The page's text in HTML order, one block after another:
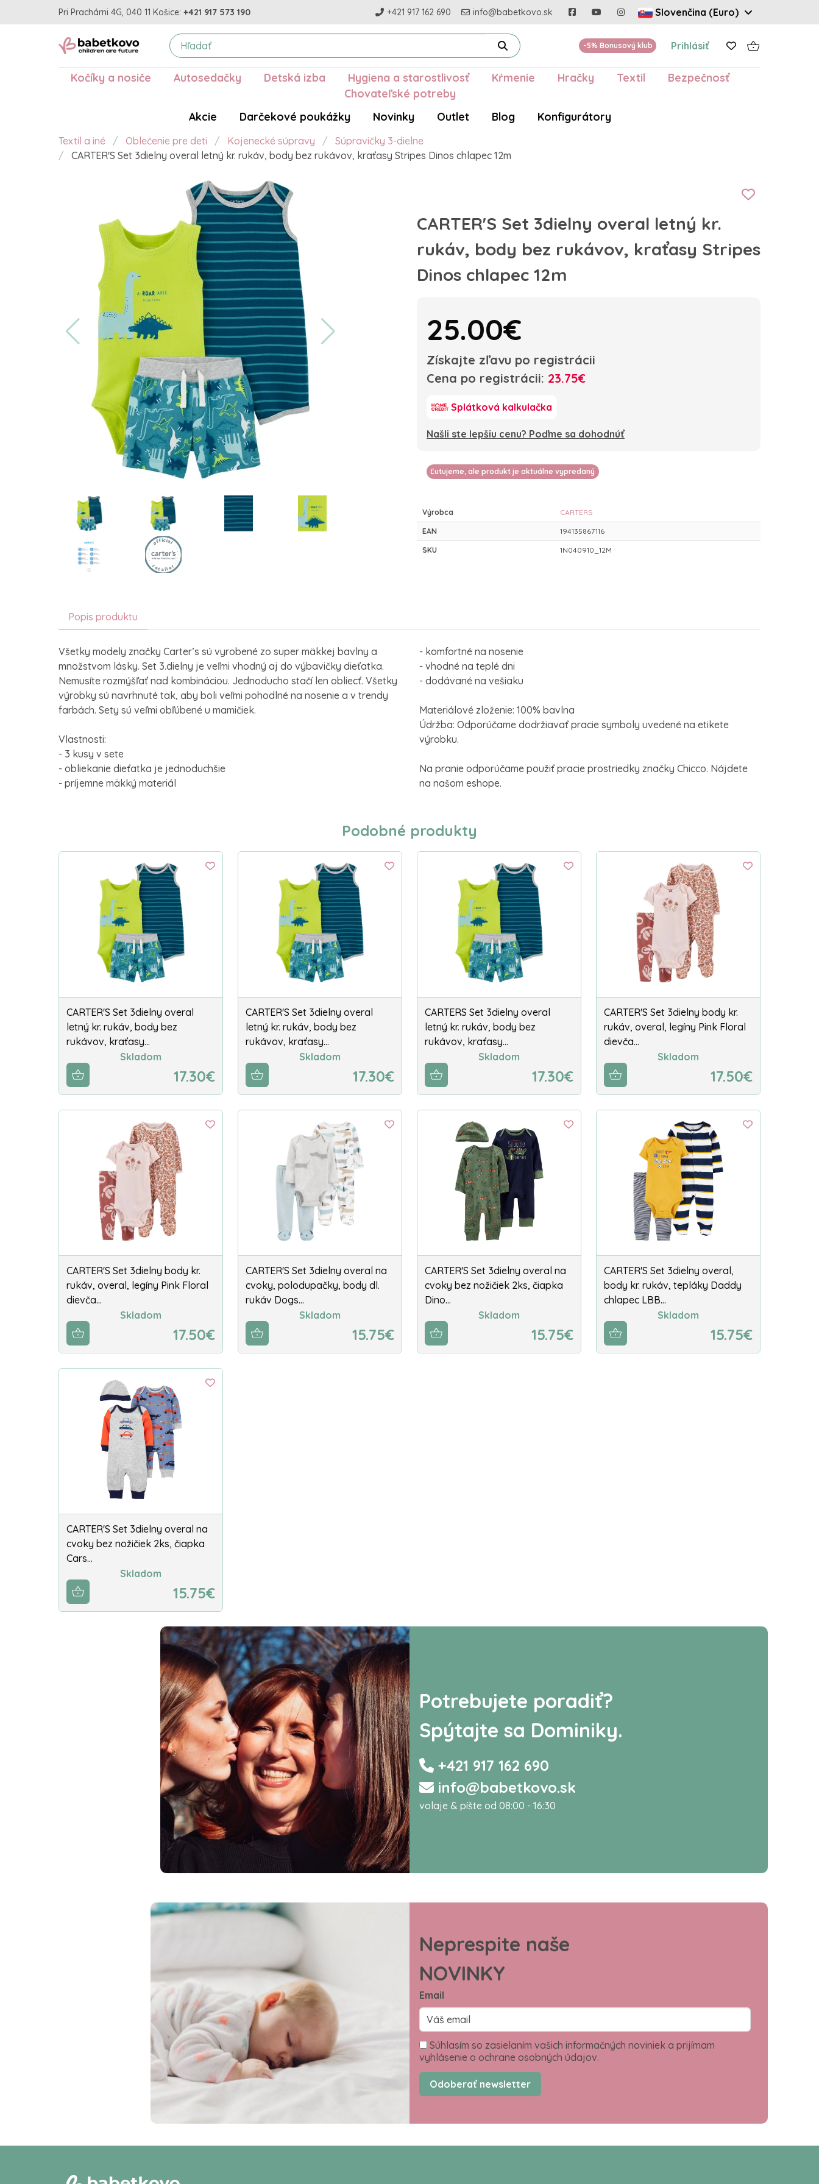
Pri Prachárni 4G, 040 11 Košice: +421 917 573 190 +421 917 162 690 info@babetkovo.sk Slovenčina (Euro)
-5% Bonusový klub Prihlásiť
Kočíky a nosiče Autosedačky Detská izba Hygiena a starostlivosť Kŕmenie Hračky Textil
Bezpečnosť
Chovateľské potreby
Akcie
Darčekové poukážky Novinky Outlet Blog Konfigurátory
Textil a iné Oblečenie pre deti Kojenecké súpravy
Súpravičky 3-dielne
CARTER'S Set 3dielny overal letný kr. rukáv, body bez rukávov, kraťasy Stripes Dinos chlapec 12m
CARTER'S Set 3dielny overal letný kr.
rukáv, body bez rukávov, kraťasy Stripes
Dinos chlapec 12m
25.00€
Získajte zľavu po registrácii
Cena po registrácii: 23.75€
Splátková kalkulačka
Našli ste lepšiu cenu? Poďme sa dohodnúť
Ľutujeme, ale produkt je aktuálne vypredaný
Výrobca CARTERS
EAN 194135867116
SKU 1N040910_12M
Popis produktu
Všetky modely značky Carter’s sú vyrobené zo super mäkkej bavlny a
množstvom lásky. Set 3.dielny je veľmi vhodný aj do výbavičky dieťatka.
Nemusíte rozmýšľať nad kombináciou. Jednoducho stačí len obliecť. Všetky
výrobky sú navrhnuté tak, aby boli veľmi pohodlné na nosenie a v trendy
farbách. Sety sú veľmi obľúbené u mamičiek.
Vlastnosti:
- 3 kusy v sete
- obliekanie dieťatka je jednoduchšie
- príjemne mäkký materiál
- komfortné na nosenie
- vhodné na teplé dni
- dodávané na vešiaku
Materiálové zloženie: 100% bavlna
Údržba: Odporúčame dodržiavať pracie symboly uvedené na etikete
výrobku.
Na pranie odporúčame použiť pracie prostriedky značky Chicco. Nájdete
na našom eshope.
Podobné produkty
CARTER'S Set 3dielny overal
letný kr. rukáv, body bez
rukávov, kraťasy…
Skladom
17.30€
CARTER'S Set 3dielny overal
letný kr. rukáv, body bez
rukávov, kraťasy…
Skladom
17.30€
CARTERS Set 3dielny overal
letný kr. rukáv, body bez
rukávov, kraťasy…
Skladom
17.30€
CARTER'S Set 3dielny body kr.
rukáv, overal, legíny Pink Floral
dievča…
Skladom
17.50€
CARTER'S Set 3dielny body kr.
rukáv, overal, legíny Pink Floral
dievča…
Skladom
17.50€
CARTER'S Set 3dielny overal na
cvoky, polodupačky, body dl.
rukáv Dogs…
Skladom
15.75€
CARTER'S Set 3dielny overal na
cvoky bez nožičiek 2ks, čiapka
Dino…
Skladom
15.75€
CARTER'S Set 3dielny overal,
body kr. rukáv, tepláky Daddy
chlapec LBB…
Skladom
15.75€
CARTER'S Set 3dielny overal na
cvoky bez nožičiek 2ks, čiapka
Cars…
Skladom
15.75€
Potrebujete poradiť?
Spýtajte sa Dominiky.
+421 917 162 690
info@babetkovo.sk
volaje & píšte od 08:00 - 16:30
Neprespite naše
NOVINKY
Email
Súhlasím so zasielaním vašich informačných noviniek a prijímam
vyhlásenie o ochrane osobných údajov.
Odoberať newsletter